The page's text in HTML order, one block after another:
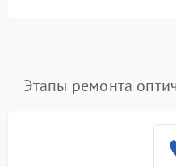
Этапы ремонта